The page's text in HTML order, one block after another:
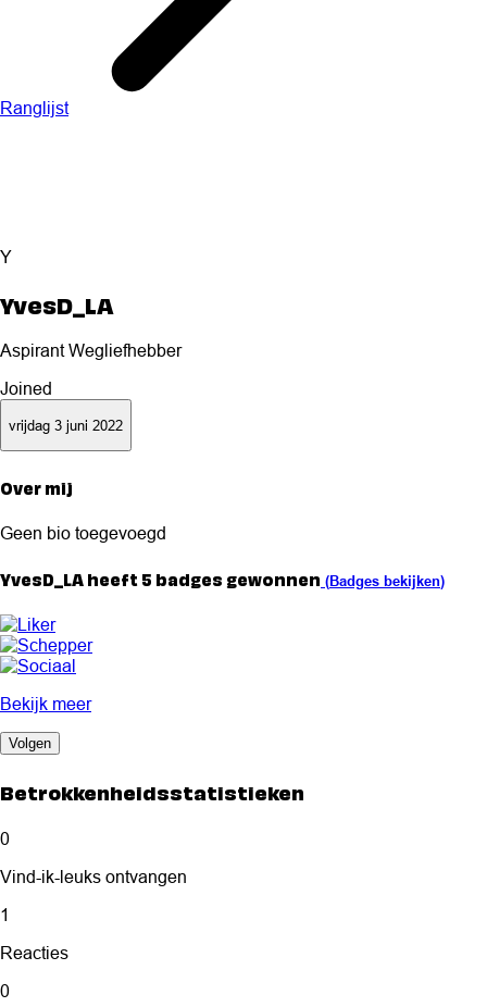
Ranglijst
Y
YvesD_LA
Aspirant Wegliefhebber
Joined
vrijdag 3 juni 2022
Over mij
Geen bio toegevoegd
YvesD_LA heeft 5 badges gewonnen (Badges bekijken)
Bekijk meer
Volgen
Betrokkenheidsstatistieken
0
Vind-ik-leuks ontvangen
1
Reacties
0